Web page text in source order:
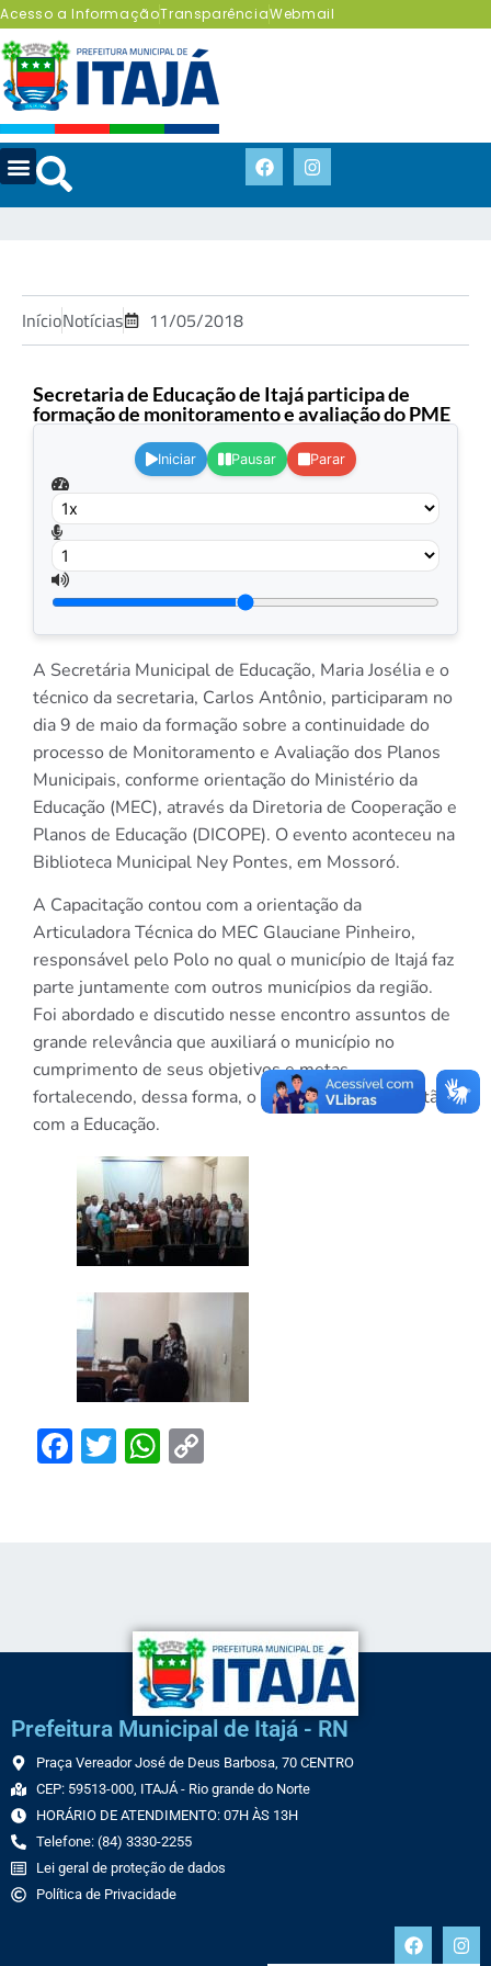
Acesso a InformaçãoTransparênciaWebmail
InícioNotícias 11/05/2018
Secretaria de Educação de Itajá participa de
formação de monitoramento e avaliação do PME
Iniciar Pausar Parar
A Secretária Municipal de Educação, Maria Josélia e o
técnico da secretaria, Carlos Antônio, participaram no
dia 9 de maio da formação sobre a continuidade do
processo de Monitoramento e Avaliação dos Planos
Municipais, conforme orientação do Ministério da
Educação (MEC), através da Diretoria de Cooperação e
Planos de Educação (DICOPE). O evento aconteceu na
Biblioteca Municipal Ney Pontes, em Mossoró.
A Capacitação contou com a orientação da
Articuladora Técnica do MEC Glauciane Pinheiro,
responsável pelo Polo no qual o município de Itajá faz
parte juntamente com outros municípios da região.
Foi abordado e discutido nesse encontro assuntos de
grande relevância que auxiliará o município no
cumprimento de seus objetivos e metas,
fortalecendo, dessa forma, o compromisso da gestão
com a Educação.
Facebook
TwitterWhatsApp
Prefeitura Municipal de Itajá - RN
Praça Vereador José de Deus Barbosa, 70 CENTRO
CEP: 59513-000, ITAJÁ - Rio grande do Norte
HORÁRIO DE ATENDIMENTO: 07H ÀS 13H
Telefone: (84) 3330-2255
Lei geral de proteção de dados
Política de Privacidade